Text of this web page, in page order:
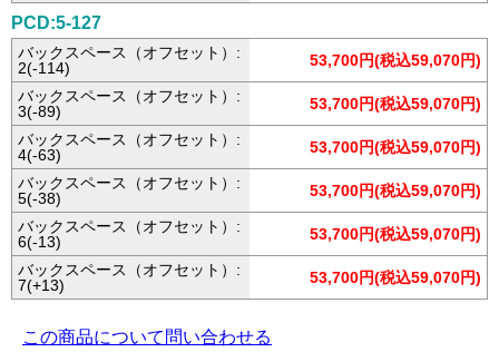
PCD:5-127
バックスペース（オフセット）:
2(-114)
53,700円(税込59,070円)
バックスペース（オフセット）:
3(-89)
53,700円(税込59,070円)
バックスペース（オフセット）:
4(-63)
53,700円(税込59,070円)
バックスペース（オフセット）:
5(-38)
53,700円(税込59,070円)
バックスペース（オフセット）:
6(-13)
53,700円(税込59,070円)
バックスペース（オフセット）:
7(+13)
53,700円(税込59,070円)
この商品について問い合わせる